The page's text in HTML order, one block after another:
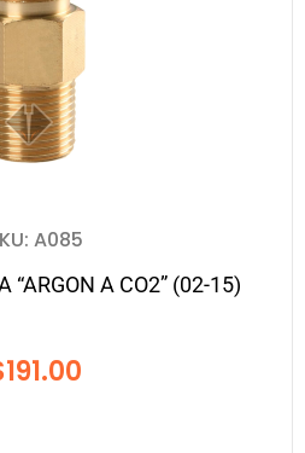
A085
“ARGON A CO2” (02-15)
191.00